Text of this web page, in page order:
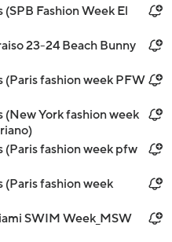
Fashion Week El
23-24 Beach Bunny
(Paris fashion week PFW
(New York fashion week
(Paris fashion week pfw
(Paris fashion week
SWIM Week_MSW